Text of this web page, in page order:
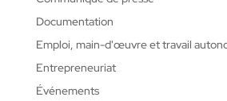
Documentation
Emploi, main-d'œuvre et travail
Entrepreneuriat
Événements